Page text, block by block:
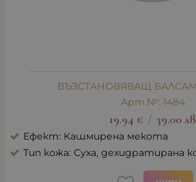
ВЪЗСТАНОВЯВАЩ
Арт.№: 1484
19.94 € / 39.00
Ефект: Кашмирена мекота
Тип кожа: Суха, дехидратирана